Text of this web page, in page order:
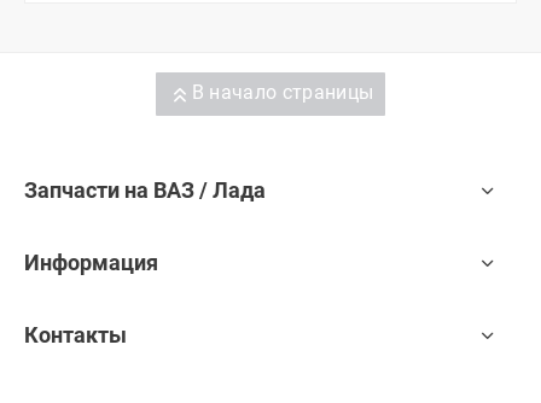
В начало страницы
Запчасти на ВАЗ / Лада
Информация
Контакты